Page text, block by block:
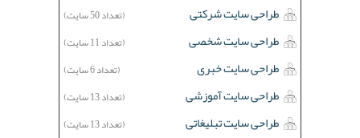
طراحی سایت شرکتی (تعداد 50 سایت)
طراحی سایت شخصی (تعداد 11 سایت)
طراحی سایت خبری (تعداد 6 سایت)
طراحی سایت آموزشی (تعداد 13 سایت)
طراحی سایت تبلیغاتی (تعداد 13 سایت)